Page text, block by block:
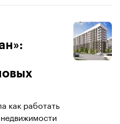
как работать